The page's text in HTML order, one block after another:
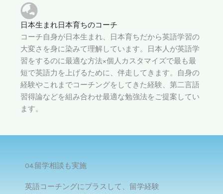
日本生まれ日本育ちのコーチ
コーチ自身が日本生まれ、日本育ちだから英語学習の
大変さを身に染みて理解しています。日本人が英語学
習をするのに最適な方法×個人カスタマイズで最も最
短で英語力を上げるために、伴走してきます。自身の
経験やこれまでコーチングをしてきた経験、第二言語
習得論などを組み合わせ最適な勉強法をご提案してい
ます。
04.留学相談も実施
英語コーチングにプラスして、留学経験